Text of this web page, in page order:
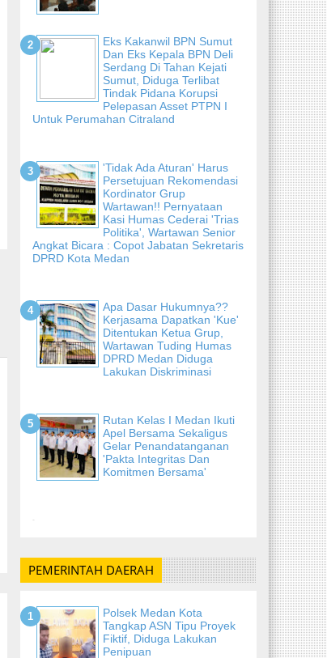
Eks Kakanwil BPN Sumut
Dan Eks Kepala BPN Deli
Serdang Di Tahan Kejati
Sumut, Diduga Terlibat
Tindak Pidana Korupsi
Pelepasan Asset PTPN I
Untuk Perumahan Citraland
'Tidak Ada Aturan' Harus
Persetujuan Rekomendasi
Kordinator Grup
Wartawan!! Pernyataan
Kasi Humas Cederai 'Trias
Politika', Wartawan Senior
Angkat Bicara : Copot Jabatan Sekretaris
DPRD Kota Medan
Apa Dasar Hukumnya??
Kerjasama Dapatkan 'Kue'
Ditentukan Ketua Grup,
Wartawan Tuding Humas
DPRD Medan Diduga
Lakukan Diskriminasi
Rutan Kelas I Medan Ikuti
Apel Bersama Sekaligus
Gelar Penandatanganan
'Pakta Integritas Dan
Komitmen Bersama'
-
PEMERINTAH DAERAH
Polsek Medan Kota
Tangkap ASN Tipu Proyek
Fiktif, Diduga Lakukan
Penipuan